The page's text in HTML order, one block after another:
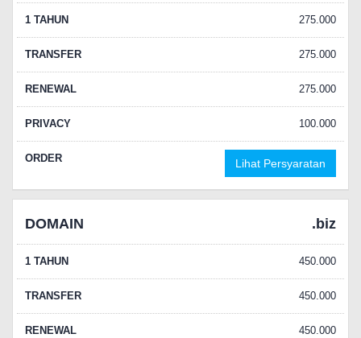
1 TAHUN 275.000
TRANSFER 275.000
RENEWAL 275.000
PRIVACY 100.000
ORDER Lihat Persyaratan
DOMAIN .biz
1 TAHUN 450.000
TRANSFER 450.000
RENEWAL 450.000